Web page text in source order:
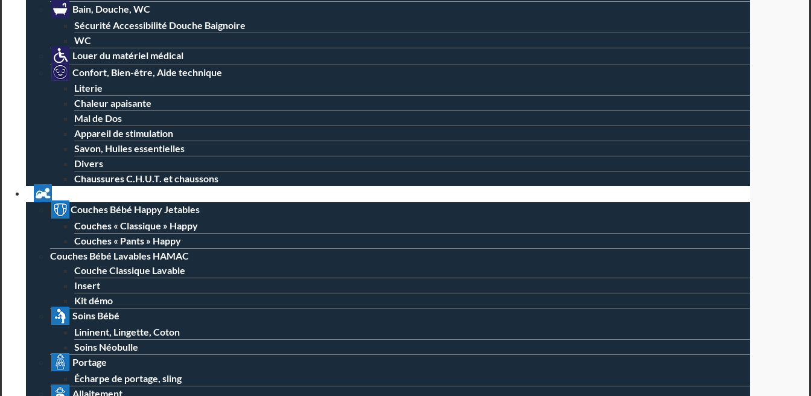
Bain, Douche, WC
Sécurité Accessibilité Douche Baignoire
WC
Louer du matériel médical
Confort, Bien-être, Aide technique
Literie
Chaleur apaisante
Mal de Dos
Appareil de stimulation
Savon, Huiles essentielles
Divers
Chaussures C.H.U.T. et chaussons
Couches Bébé Happy Jetables
Couches « Classique » Happy
Couches « Pants » Happy
Couches Bébé Lavables HAMAC
Couche Classique Lavable
Insert
Kit démo
Soins Bébé
Lininent, Lingette, Coton
Soins Néobulle
Portage
Écharpe de portage, sling
Allaitement